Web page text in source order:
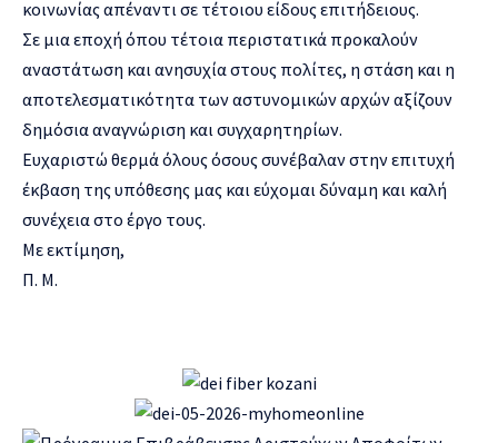
κοινωνίας απέναντι σε τέτοιου είδους επιτήδειους.
Σε μια εποχή όπου τέτοια περιστατικά προκαλούν
αναστάτωση και ανησυχία στους πολίτες, η στάση και η
αποτελεσματικότητα των αστυνομικών αρχών αξίζουν
δημόσια αναγνώριση και συγχαρητηρίων.
Ευχαριστώ θερμά όλους όσους συνέβαλαν στην επιτυχή
έκβαση της υπόθεσης μας και εύχομαι δύναμη και καλή
συνέχεια στο έργο τους.
Με εκτίμηση,
Π. Μ.